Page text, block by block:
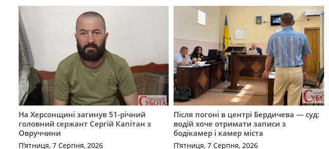
На Херсонщині загинув 51-річний
головний сержант Сергій Капітан з
Овруччини
П’ятниця, 7 Серпня, 2026
Після погоні в центрі Бердичева — суд:
водій хоче отримати записи з
бодікамер і камер міста
П’ятниця, 7 Серпня, 2026